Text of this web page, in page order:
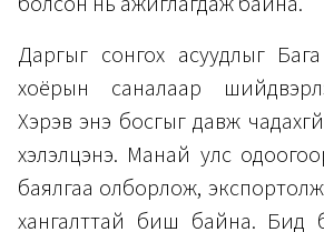
Даргыг сонгох асуудлыг
хоёрын саналаар
Хэрэв энэ босгыг давж
хэлэлцэнэ. Манай улс
баялгаа олборлож,
хангалттай биш байна. Бид